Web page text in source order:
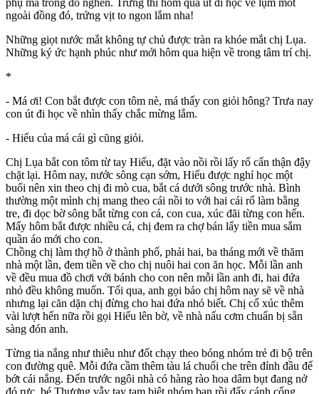
ngoài đồng đó, trứng vịt to ngon lắm nha!
Những giọt nước mắt không tự chủ được tràn ra khóe mắt chị Lụa.
Những ký ức hạnh phúc như mới hôm qua hiện về trong tâm trí chị.
*
- Má ơi! Con bắt được con tôm nè, má thấy con giỏi hông? Trưa nay
con út đi học về nhìn thấy chắc mừng lắm.
- Hiếu của má cái gì cũng giỏi.
Chị Lụa bắt con tôm từ tay Hiếu, đặt vào nồi rồi lấy rổ cẩn thận đậy
chặt lại. Hôm nay, nước sông cạn sớm, Hiếu được nghỉ học một
buổi nên xin theo chị đi mò cua, bắt cá dưới sông trước nhà. Bình
thường một mình chị mang theo cái nồi to với hai cái rổ làm bằng
tre, đi dọc bờ sông bắt từng con cá, con cua, xúc đãi từng con hến.
Mấy hôm bắt được nhiều cá, chị đem ra chợ bán lấy tiền mua sắm
quần áo mới cho con.
Chồng chị làm thợ hồ ở thành phố, phải hai, ba tháng mới về thăm
nhà một lần, đem tiền về cho chị nuôi hai con ăn học. Mỗi lần anh
về đều mua đồ chơi với bánh cho con nên mỗi lần anh đi, hai đứa
nhỏ đều không muốn. Tối qua, anh gọi bảo chị hôm nay sẽ về nhà
nhưng lại căn dặn chị đừng cho hai đứa nhỏ biết. Chị cố xúc thêm
vài lượt hến nữa rồi gọi Hiếu lên bờ, về nhà nấu cơm chuẩn bị sẵn
sàng đón anh.
Từng tia nắng như thiêu như đốt chạy theo bóng nhóm trẻ đi bộ trên
con đường quê. Mỗi đứa cầm thêm tàu lá chuối che trên đỉnh đầu để
bớt cái nắng. Đến trước ngôi nhà có hàng rào hoa dâ‌m bụt đang nở
đỏ rực, bé Thương vẫy tay tạm biệt nhóm bạn rồi đẩy cánh cổng